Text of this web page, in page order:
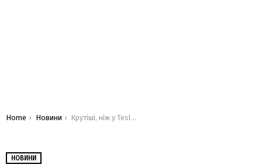
You are here:
Home Новини Крутіші, ніж у Tesla: BMW показала акумулятори нового покоління
НОВИНИ